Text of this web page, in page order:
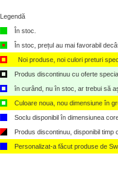
Legendă
În stoc.
În stoc, prețul au mai favorabil
Noi produse, noi culori preturi
Produs discontinuu cu oferte
în curând, nu în stoc, ar trebui să
Culoare noua, nou dimensiune în
Soclu disponibil în dimensiunea
Produs discontinuu, disponibil timp
Personalizat-a făcut produse de